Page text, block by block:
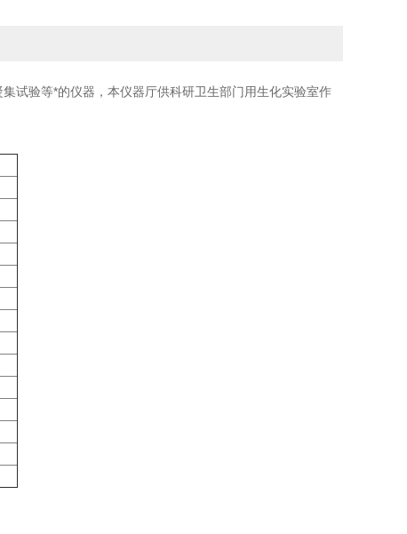
试验等*的仪器，本仪器厅供科研卫生部门用生化实验室作